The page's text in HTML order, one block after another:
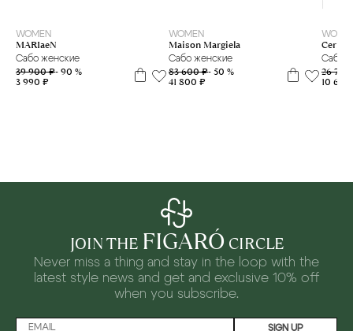
WOMEN
MARIaeN
Сабо женские
39 900 ₽- 90 %
3 990 ₽
WOMEN
Maison Margiela
Сабо женские
83 600 ₽- 50 %
41 800 ₽
Cerruti
Сабо
26
10
JOIN THE FIGARÓ CIRCLE
Never miss a thing and stay in the loop with the
latest style news and get and exclusive 10% off
when you subscribe.
SIGN UP